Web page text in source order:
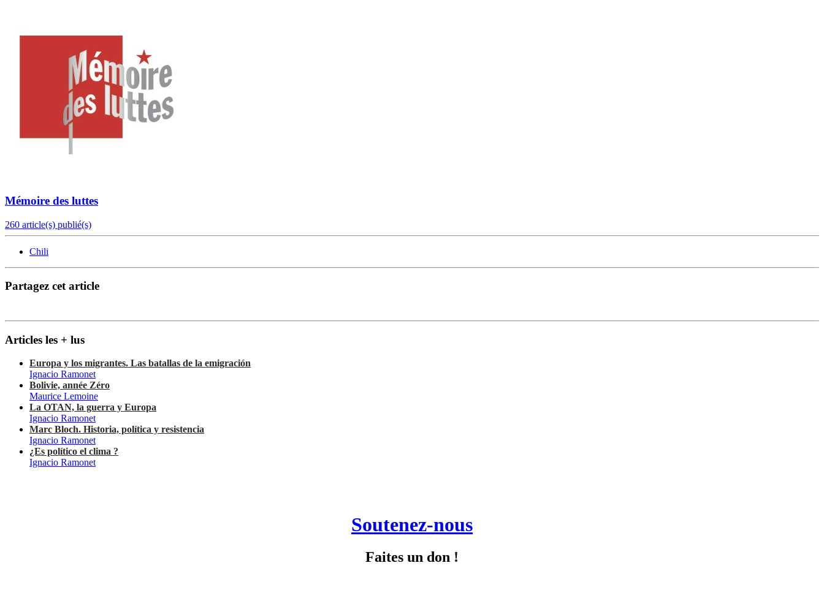
Mémoire des luttes
260 article(s) publié(s)
Chili
Partagez cet article
Articles les + lus
Europa y los migrantes. Las batallas de la emigración
Ignacio Ramonet
Bolivie, année Zéro
Maurice Lemoine
La OTAN, la guerra y Europa
Ignacio Ramonet
Marc Bloch. Historia, política y resistencia
Ignacio Ramonet
¿Es político el clima ?
Ignacio Ramonet
Soutenez-nous
Faites un don !